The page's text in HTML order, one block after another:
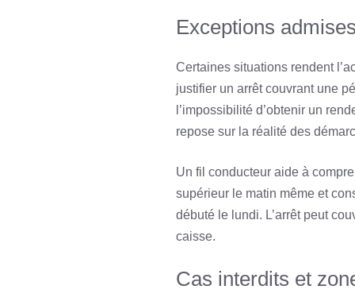
Exceptions
Certaines situations rendent
justifier un arrêt couvrant une
l’impossibilité d’obtenir un
repose sur la réalité des
Un fil conducteur aide à
supérieur le matin même et
débuté le lundi. L’arrêt peut
caisse.
Cas interdits et